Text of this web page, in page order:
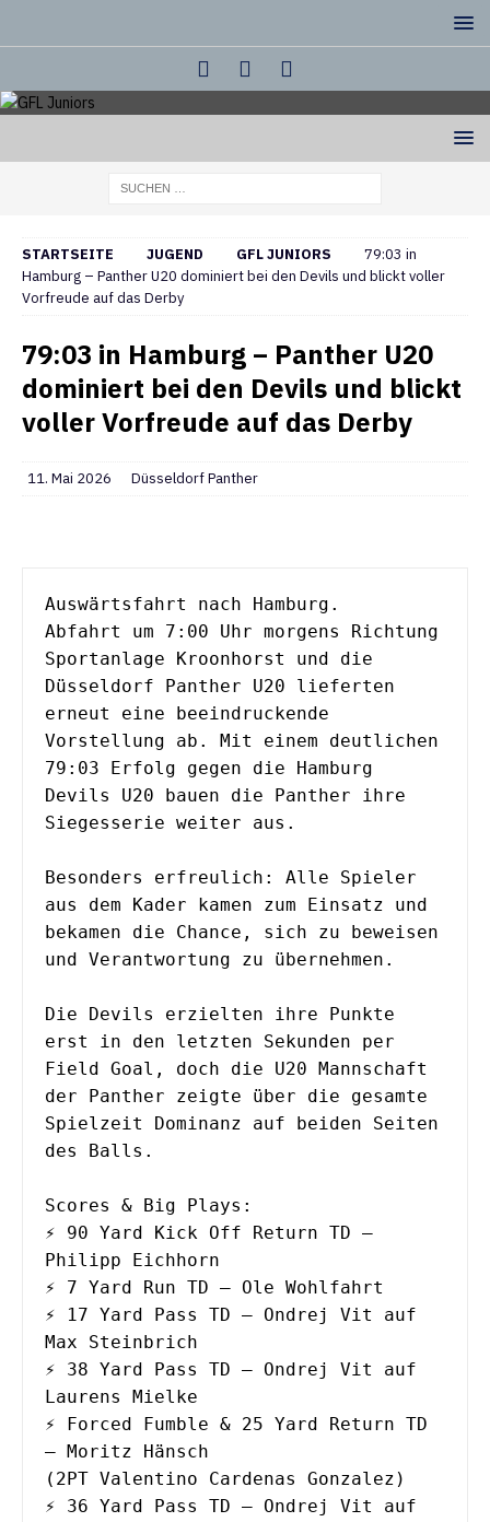
STARTSEITE JUGEND GFL JUNIORS
79:03 in
Hamburg – Panther U20 dominiert bei den Devils und blickt voller
Vorfreude auf das Derby
79:03 in Hamburg – Panther U20
dominiert bei den Devils und blickt
voller Vorfreude auf das Derby
11. Mai 2026 Düsseldorf Panther
Auswärtsfahrt nach Hamburg.
Abfahrt um 7:00 Uhr morgens Richtung
Sportanlage Kroonhorst und die
Düsseldorf Panther U20 lieferten
erneut eine beeindruckende
Vorstellung ab. Mit einem deutlichen
79:03 Erfolg gegen die Hamburg
Devils U20 bauen die Panther ihre
Siegesserie weiter aus.
Besonders erfreulich: Alle Spieler
aus dem Kader kamen zum Einsatz und
bekamen die Chance, sich zu beweisen
und Verantwortung zu übernehmen.
Die Devils erzielten ihre Punkte
erst in den letzten Sekunden per
Field Goal, doch die U20 Mannschaft
der Panther zeigte über die gesamte
Spielzeit Dominanz auf beiden Seiten
des Balls.
Scores & Big Plays:
⚡️ 90 Yard Kick Off Return TD –
Philipp Eichhorn
⚡️ 7 Yard Run TD – Ole Wohlfahrt
⚡️ 17 Yard Pass TD – Ondrej Vit auf
Max Steinbrich
⚡️ 38 Yard Pass TD – Ondrej Vit auf
Laurens Mielke
⚡️ Forced Fumble & 25 Yard Return TD
– Moritz Hänsch
(2PT Valentino Cardenas Gonzalez)
⚡️ 36 Yard Pass TD – Ondrej Vit auf